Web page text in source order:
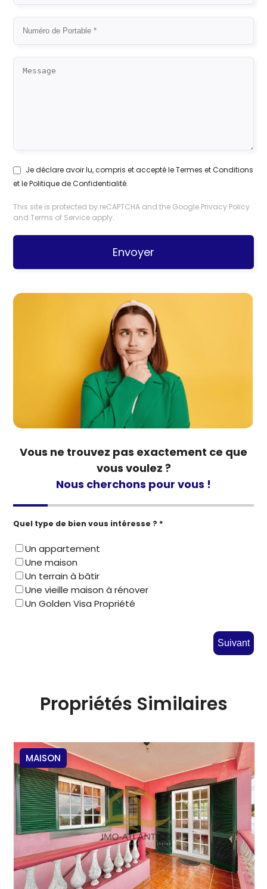
Je déclare avoir lu, compris et accepté leTermes et Conditions
et lePolitique de Confidentialité.
This site is protected by reCAPTCHA and the Google Privacy Policy
andTerms of Service apply.
Envoyer
Vous ne trouvez pas exactement ce que
vous voulez ?
Nous cherchons pour vous !
Quel type de bien vous intéresse ? *
Un appartement
Une maison
Un terrain à bâtir
Une vieille maison à rénover
Un Golden Visa Propriété
Suivant
Propriétés Similaires
MAISON